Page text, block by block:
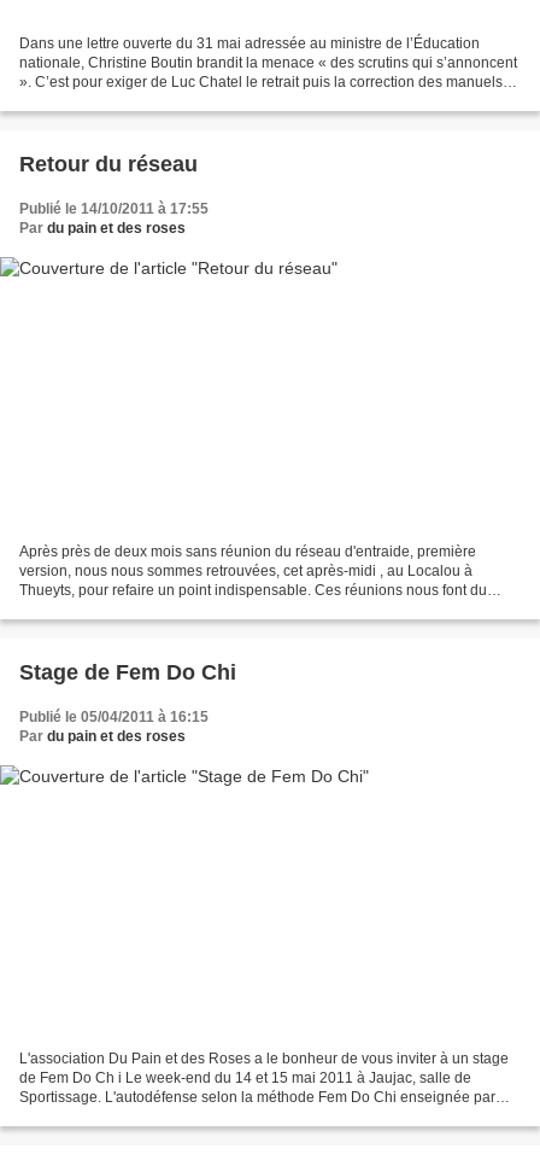
Dans une lettre ouverte du 31 mai adressée au ministre de l’Éducation
nationale, Christine Boutin brandit la menace « des scrutins qui s’annoncent
». C’est pour exiger de Luc Chatel le retrait puis la correction des manuels
Retour du réseau
Publié le 14/10/2011 à 17:55
Par du pain et des roses
Après près de deux mois sans réunion du réseau d'entraide, première
version, nous nous sommes retrouvées, cet après-midi , au Localou à
Thueyts, pour refaire un point indispensable. Ces réunions nous font du
Stage de Fem Do Chi
Publié le 05/04/2011 à 16:15
Par du pain et des roses
L'association Du Pain et des Roses a le bonheur de vous inviter à un stage
de Fem Do Ch i Le week-end du 14 et 15 mai 2011 à Jaujac, salle de
Sportissage. L'autodéfense selon la méthode Fem Do Chi enseignée par